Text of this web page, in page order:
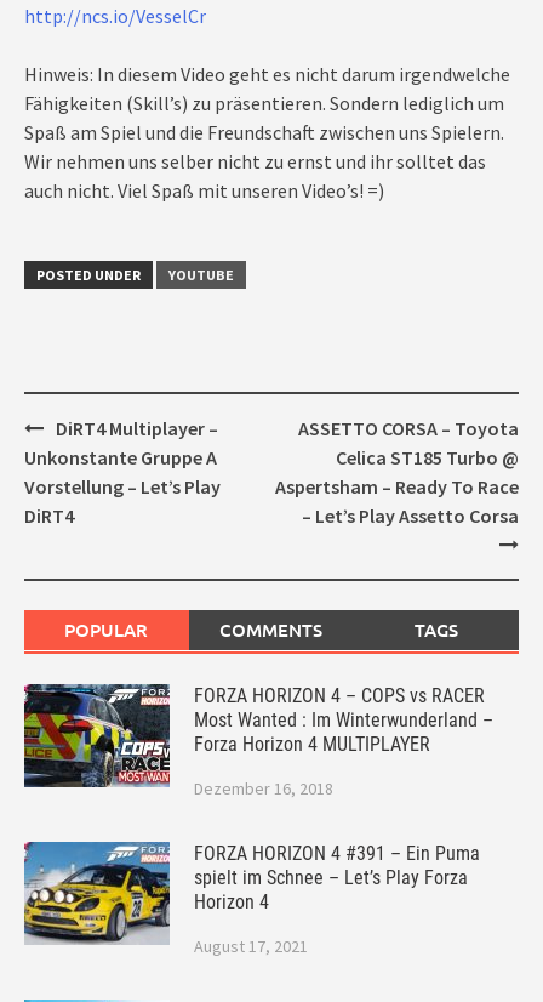
http://ncs.io/VesselCr
Hinweis: In diesem Video geht es nicht darum irgendwelche
Fähigkeiten (Skill’s) zu präsentieren. Sondern lediglich um
Spaß am Spiel und die Freundschaft zwischen uns Spielern.
Wir nehmen uns selber nicht zu ernst und ihr solltet das
auch nicht. Viel Spaß mit unseren Video’s! =)
POSTED UNDER YOUTUBE
Post
navigation
DiRT4 Multiplayer –
Unkonstante Gruppe A
Vorstellung – Let’s Play
DiRT4
ASSETTO CORSA – Toyota
Celica ST185 Turbo @
Aspertsham – Ready To Race
– Let’s Play Assetto Corsa
POPULAR COMMENTS TAGS
FORZA HORIZON 4 – COPS vs RACER
Most Wanted : Im Winterwunderland –
Forza Horizon 4 MULTIPLAYER
Dezember 16, 2018
FORZA HORIZON 4 #391 – Ein Puma
spielt im Schnee – Let’s Play Forza
Horizon 4
August 17, 2021